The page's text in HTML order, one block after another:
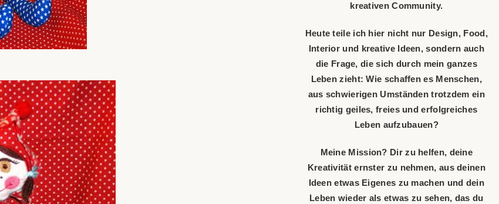
kreativen Community.
Heute teile ich hier nicht nur Design, Food,
Interior und kreative Ideen, sondern auch
die Frage, die sich durch mein ganzes
Leben zieht: Wie schaffen es Menschen,
aus schwierigen Umständen trotzdem ein
richtig geiles, freies und erfolgreiches
Leben aufzubauen?
Meine Mission? Dir zu helfen, deine
Kreativität ernster zu nehmen, aus deinen
Ideen etwas Eigenes zu machen und dein
Leben wieder als etwas zu sehen, das du